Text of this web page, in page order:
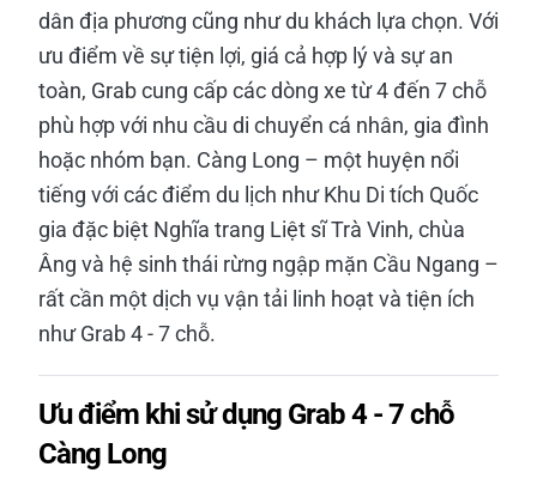
dân địa phương cũng như du khách lựa chọn. Với
ưu điểm về sự tiện lợi, giá cả hợp lý và sự an
toàn, Grab cung cấp các dòng xe từ 4 đến 7 chỗ
phù hợp với nhu cầu di chuyển cá nhân, gia đình
hoặc nhóm bạn. Càng Long – một huyện nổi
tiếng với các điểm du lịch như Khu Di tích Quốc
gia đặc biệt Nghĩa trang Liệt sĩ Trà Vinh, chùa
Âng và hệ sinh thái rừng ngập mặn Cầu Ngang –
rất cần một dịch vụ vận tải linh hoạt và tiện ích
như Grab 4 - 7 chỗ.
Ưu điểm khi sử dụng Grab 4 - 7 chỗ
Càng Long